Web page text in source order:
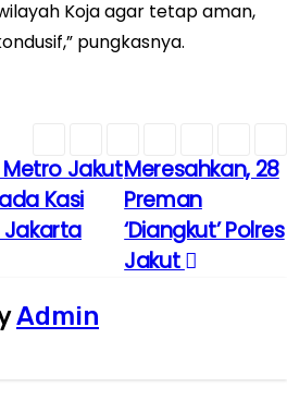
Koja agar tetap aman,
pungkasnya.
Meresahkan, 28
Preman
‘Diangkut’ Polres
Jakut
Metro Jakut
Kasi
Jakarta
Admin